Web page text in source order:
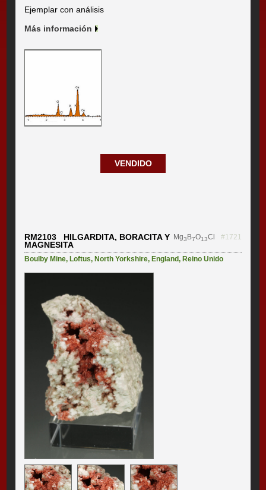
Ejemplar con análisis
Más información
VENDIDO
RM2103 HILGARDITA, BORACITA Y
MAGNESITA
Mg3 B7O13Cl #1721
Boulby Mine, Loftus, North Yorkshire, England, Reino Unido